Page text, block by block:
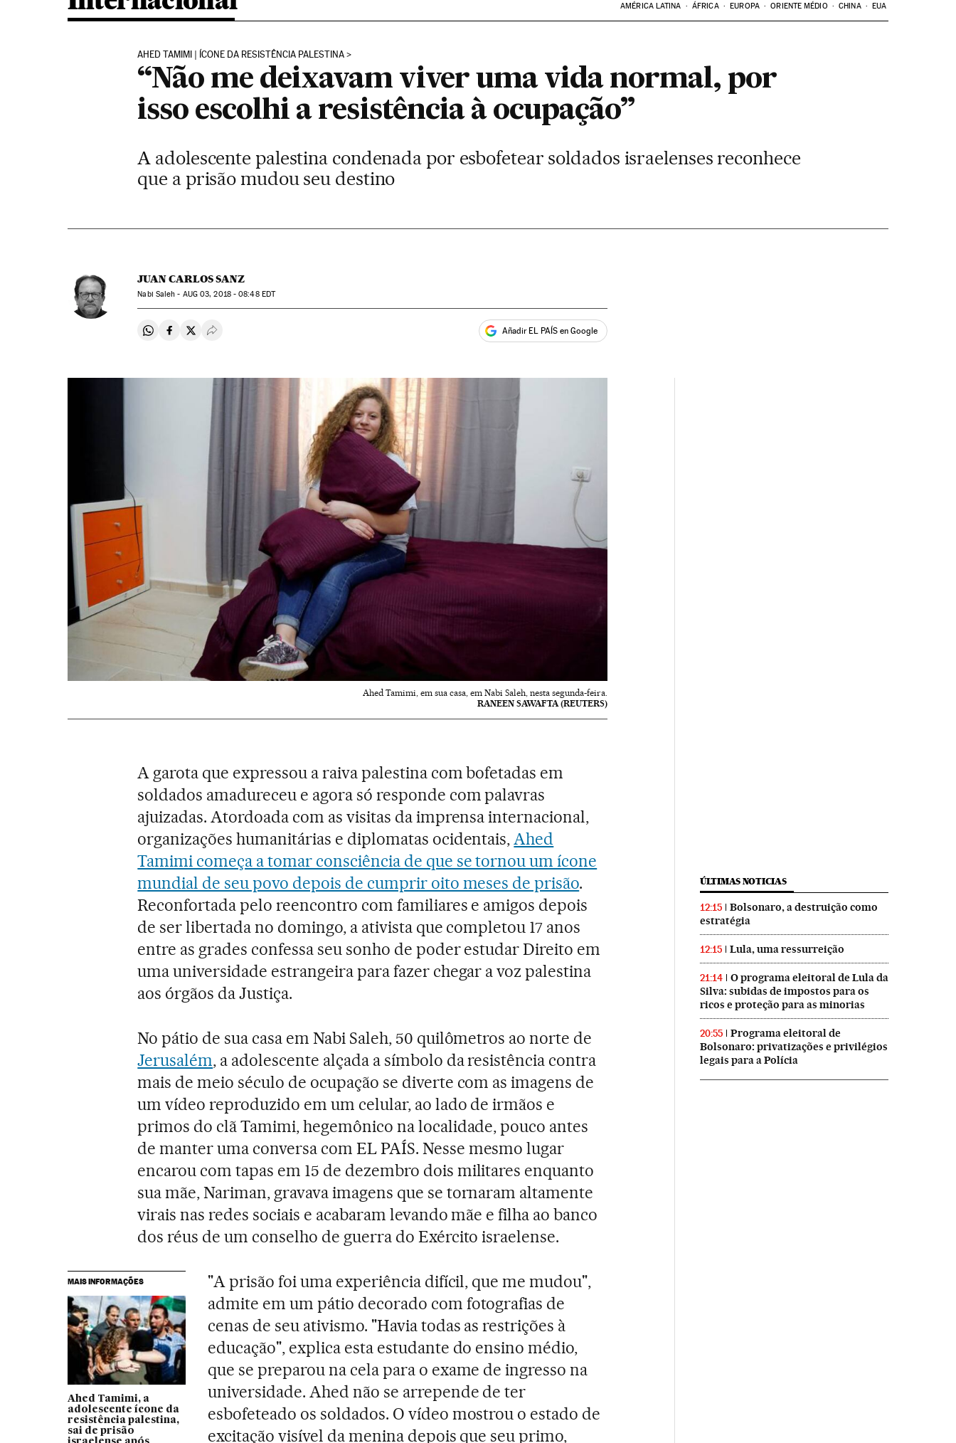
AMÉRICA LATINA ÁFRICA EUROPA ORIENTE MÉDIO CHINA EUA
AHED TAMIMI | ÍCONE DA RESISTÊNCIA PALESTINA
“Não me deixavam viver uma vida normal, por
isso escolhi a resistência à ocupação”
A adolescente palestina condenada por esbofetear soldados israelenses reconhece
que a prisão mudou seu destino
JUAN CARLOS SANZ
Nabi Saleh - AUG03, 2018 - 08:48EDT
Compartir en Whatsapp
Compartir en Facebook
Compartir en Twitter
Desplegar Redes Sociales Añadir EL PAÍS en Google
Ahed Tamimi, em sua casa, em Nabi Saleh, nesta segunda-feira.
RANEEN SAWAFTA (REUTERS)
A garota que expressou a raiva palestina com bofetadas em
soldados amadureceu e agora só responde com palavras
ajuizadas. Atordoada com as visitas da imprensa internacional,
organizações humanitárias e diplomatas ocidentais,Ahed
Tamimi começa a tomar consciência de que se tornou um ícone
mundial de seu povo depois de cumprir oito meses de prisão.
Reconfortada pelo reencontro com familiares e amigos depois
de ser libertada no domingo, a ativista que completou 17 anos
entre as grades confessa seu sonho de poder estudar Direito em
uma universidade estrangeira para fazer chegar a voz palestina
aos órgãos da Justiça.
No pátio de sua casa em Nabi Saleh, 50 quilômetros ao norte de
Jerusalém, a adolescente alçada a símbolo da resistência contra
mais de meio século de ocupação se diverte com as imagens de
um vídeo reproduzido em um celular, ao lado de irmãos e
primos do clã Tamimi, hegemônico na localidade, pouco antes
de manter uma conversa com EL PAÍS. Nesse mesmo lugar
encarou com tapas em 15 de dezembro dois militares enquanto
sua mãe, Nariman, gravava imagens que se tornaram altamente
virais nas redes sociais e acabaram levando mãe e filha ao banco
dos réus de um conselho de guerra do Exército israelense.
MAIS INFORMAÇÕES
Ahed Tamimi, a
adolescente ícone da
resistência palestina,
sai de prisão
"A prisão foi uma experiência difícil, que me mudou",
admite em um pátio decorado com fotografias de
cenas de seu ativismo. "Havia todas as restrições à
educação", explica esta estudante do ensino médio,
que se preparou na cela para o exame de ingresso na
universidade. Ahed não se arrepende de ter
esbofeteado os soldados. O vídeo mostrou o estado de
excitação visível da menina depois que seu primo,
ÚLTIMAS NOTICIAS
12:15
Bolsonaro, a destruição como
estratégia
12:15 Lula, uma ressurreição
21:14
O programa eleitoral de Lula da
Silva: subidas de impostos para os
ricos e proteção para as minorias
20:55
Programa eleitoral de
Bolsonaro: privatizações e privilégios
legais para a Polícia